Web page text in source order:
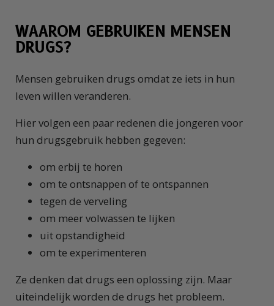
WAAROM GEBRUIKEN MENSEN
DRUGS?
Mensen gebruiken drugs omdat ze iets in hun
leven willen veranderen.
Hier volgen een paar redenen die jongeren voor
hun drugsgebruik hebben gegeven:
om erbij te horen
om te ontsnappen of te ontspannen
tegen de verveling
om meer volwassen te lijken
uit opstandigheid
om te experimenteren
Ze denken dat drugs een oplossing zijn. Maar
uiteindelijk worden de drugs het probleem.